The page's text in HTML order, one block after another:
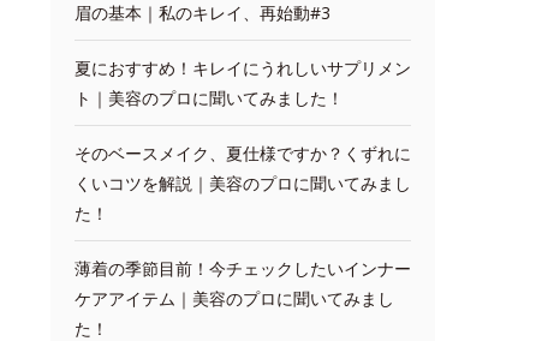
眉の基本｜私のキレイ、再始動#3
夏におすすめ！キレイにうれしいサプリメン
ト｜美容のプロに聞いてみました！
そのベースメイク、夏仕様ですか？くずれに
くいコツを解説｜美容のプロに聞いてみまし
た！
薄着の季節目前！今チェックしたいインナー
ケアアイテム｜美容のプロに聞いてみまし
た！